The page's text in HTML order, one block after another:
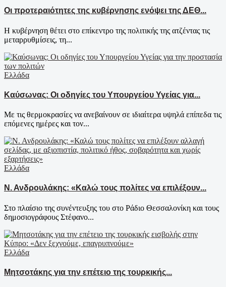
Οι προτεραιότητες της κυβέρνησης ενόψει της ΔΕΘ...
Η κυβέρνηση θέτει στο επίκεντρο της πολιτικής της ατζέντας τις
μεταρρυθμίσεις, τη...
Ελλάδα
Καύσωνας: Οι οδηγίες του Υπουργείου Υγείας για...
Με τις θερμοκρασίες να ανεβαίνουν σε ιδιαίτερα υψηλά επίπεδα τις
επόμενες ημέρες και τον...
Ελλάδα
Ν. Ανδρουλάκης: «Καλώ τους πολίτες να επιλέξουν...
Στο πλαίσιο της συνέντευξης του στο Ράδιο Θεσσαλονίκη και τους
δημοσιογράφους Στέφανο...
Ελλάδα
Μητσοτάκης για την επέτειο της τουρκικής...